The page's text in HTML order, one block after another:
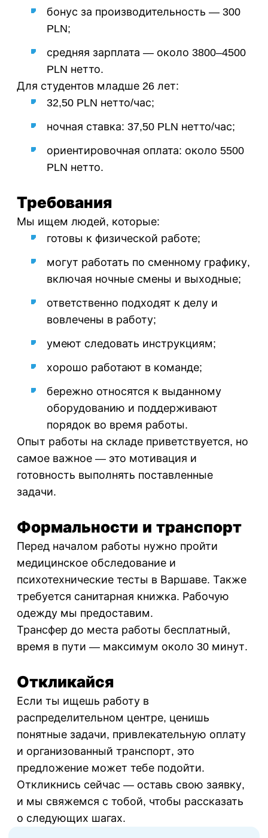
бонус за производительность — 300
PLN;
средняя зарплата — около 3800–4500
PLN нетто.
Для студентов младше 26 лет:
32,50 PLN нетто/час;
ночная ставка: 37,50 PLN нетто/час;
ориентировочная оплата: около 5500
PLN нетто.
Требования
Мы ищем людей, которые:
готовы к физической работе;
могут работать по сменному графику,
включая ночные смены и выходные;
ответственно подходят к делу и
вовлечены в работу;
умеют следовать инструкциям;
хорошо работают в команде;
бережно относятся к выданному
оборудованию и поддерживают
порядок во время работы.
Опыт работы на складе приветствуется, но
самое важное — это мотивация и
готовность выполнять поставленные
задачи.
Формальности и транспорт
Перед началом работы нужно пройти
медицинское обследование и
психотехнические тесты в Варшаве. Также
требуется санитарная книжка. Рабочую
одежду мы предоставим.
Трансфер до места работы бесплатный,
время в пути — максимум около 30 минут.
Откликайся
Если ты ищешь работу в
распределительном центре, ценишь
понятные задачи, привлекательную оплату
и организованный транспорт, это
предложение может тебе подойти.
Откликнись сейчас — оставь свою заявку,
и мы свяжемся с тобой, чтобы рассказать
о следующих шагах.